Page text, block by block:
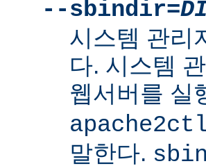
--sbindir=
시스템 관리
다. 시스템
웹서버를 실
말한다.